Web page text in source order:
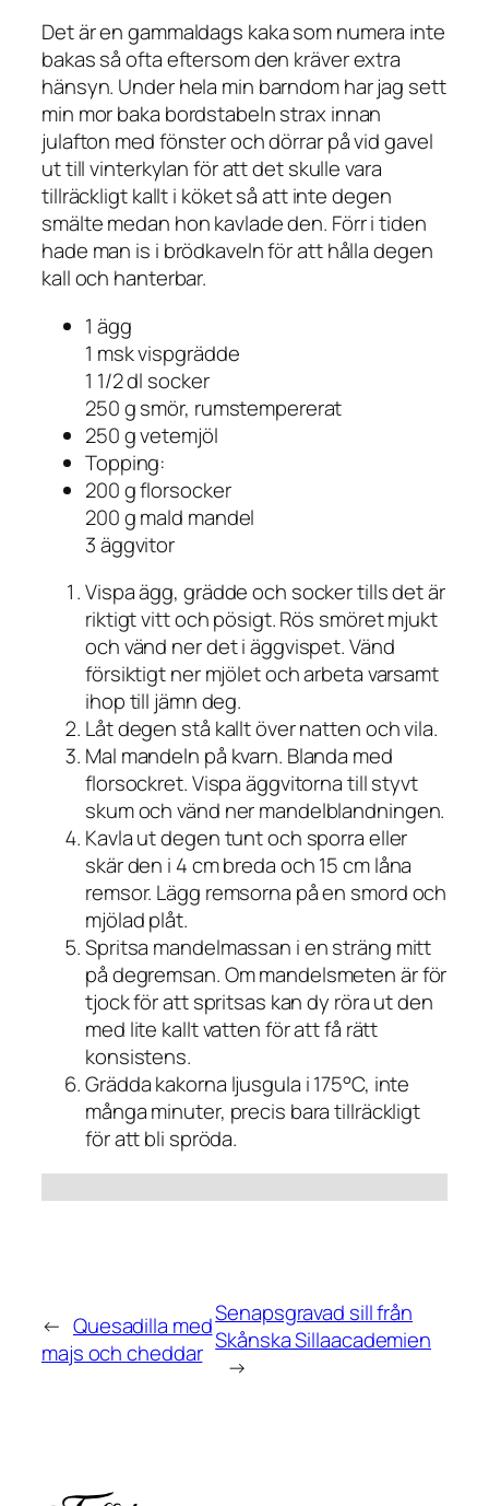
Det är en gammaldags kaka som numera inte
bakas så ofta eftersom den kräver extra
hänsyn. Under hela min barndom har jag sett
min mor baka bordstabeln strax innan
julafton med fönster och dörrar på vid gavel
ut till vinterkylan för att det skulle vara
tillräckligt kallt i köket så att inte degen
smälte medan hon kavlade den. Förr i tiden
hade man is i brödkaveln för att hålla degen
kall och hanterbar.
1 ägg
1 msk vispgrädde
1 1/2 dl socker
250 g smör, rumstempererat
250 g vetemjöl
Topping:
200 g florsocker
200 g mald mandel
3 äggvitor
Vispa ägg, grädde och socker tills det är
riktigt vitt och pösigt. Rös smöret mjukt
och vänd ner det i äggvispet. Vänd
försiktigt ner mjölet och arbeta varsamt
ihop till jämn deg.
Låt degen stå kallt över natten och vila.
Mal mandeln på kvarn. Blanda med
florsockret. Vispa äggvitorna till styvt
skum och vänd ner mandelblandningen.
Kavla ut degen tunt och sporra eller
skär den i 4 cm breda och 15 cm låna
remsor. Lägg remsorna på en smord och
mjölad plåt.
Spritsa mandelmassan i en sträng mitt
på degremsan. Om mandelsmeten är för
tjock för att spritsas kan dy röra ut den
med lite kallt vatten för att få rätt
konsistens.
Grädda kakorna ljusgula i 175°C, inte
många minuter, precis bara tillräckligt
för att bli spröda.
← Quesadilla med
majs och cheddar
Senapsgravad sill från
Skånska Sillaacademien
→